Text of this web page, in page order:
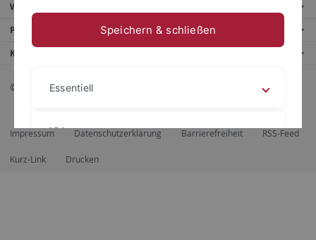
Weitere Angebote
Portale
Kontaktinfo
© 2026 Eberhard Karls Universität Tübingen, Tübingen
Impressum Datenschutzerklärung Barrierefreiheit RSS-Feed
Kurz-Link Drucken
Speichern & schließen
Essentiell
Videos